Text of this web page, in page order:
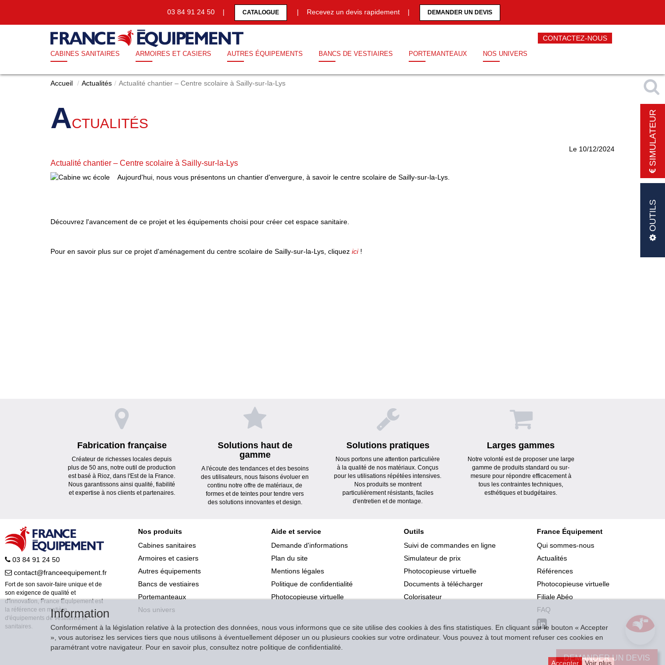
03 84 91 24 50 | CATALOGUE | Recevez un devis rapidement | DEMANDER UN DEVIS
CONTACTEZ-NOUS
CABINES SANITAIRES ARMOIRES ET CASIERS AUTRES ÉQUIPEMENTS BANCS DE VESTIAIRES PORTEMANTEAUX NOS UNIVERS
Accueil Actualités Actualité chantier – Centre scolaire à Sailly-sur-la-Lys
ACTUALITÉS
Le 10/12/2024
Actualité chantier – Centre scolaire à Sailly-sur-la-Lys
Aujourd'hui, nous vous présentons un chantier d'envergure, à savoir le centre scolaire de Sailly-sur-la-Lys.
Découvrez l'avancement de ce projet et les équipements choisi pour créer cet espace sanitaire.
Pour en savoir plus sur ce projet d'aménagement du centre scolaire de Sailly-sur-la-Lys, cliquez ici!
SIMULATEUR
OUTILS
Fabrication française
Créateur de richesses locales depuis
plus de 50 ans, notre outil de production
est basé à Rioz, dans l'Est de la France.
Nous garantissons ainsi qualité, fiabilité
et expertise à nos clients et partenaires.
Solutions haut de
gamme
A l'écoute des tendances et des besoins
des utilisateurs, nous faisons évoluer en
continu notre offre de matériaux, de
formes et de teintes pour tendre vers
des solutions innovantes et design.
Solutions pratiques
Nous portons une attention particulière
à la qualité de nos matériaux. Conçus
pour les utilisations répétées intensives.
Nos produits se montrent
particulièrement résistants, faciles
d'entretien et de montage.
Larges gammes
Notre volonté est de proposer une large
gamme de produits standard ou sur-
mesure pour répondre efficacement à
tous les contraintes techniques,
esthétiques et budgétaires.
03 84 91 24 50
contact@franceequipement.fr
Fort de son savoir-faire unique et de
son exigence de qualité et
d'innovation, France Equipement est
la référence en matière
d'équipements de vestiaires et
sanitaires.
Nos produits
Cabines sanitaires
Armoires et casiers
Autres équipements
Bancs de vestiaires
Portemanteaux
Nos univers
Aide et service
Demande d'informations
Plan du site
Mentions légales
Politique de confidentialité
Photocopieuse virtuelle
Outils
Suivi de commandes en ligne
Simulateur de prix
Photocopieuse virtuelle
Documents à télécharger
Colorisateur
France Équipement
Qui sommes-nous
Actualités
Références
Photocopieuse virtuelle
Filiale Abéo
FAQ
DEMANDER UN DEVIS
Information
Conformément à la législation relative à la protection des données, nous vous informons que ce site utilise des cookies à des fins statistiques. En cliquant sur le bouton « Accepter
», vous autorisez les services tiers que nous utilisons à éventuellement déposer un ou plusieurs cookies sur votre ordinateur. Vous pouvez à tout moment refuser ces cookies en
paramétrant votre navigateur. Pour en savoir plus, consultez notre politique de confidentialité.
Accepter
Voir plus